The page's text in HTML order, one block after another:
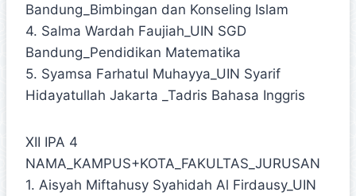
Bandung_Bimbingan dan Konseling Islam
4. Salma Wardah Faujiah_UIN SGD
Bandung_Pendidikan Matematika
5. Syamsa Farhatul Muhayya_UIN Syarif
Hidayatullah Jakarta _Tadris Bahasa Inggris
XII IPA 4
NAMA_KAMPUS+KOTA_FAKULTAS_JURUSAN
1. Aisyah Miftahusy Syahidah Al Firdausy_UIN